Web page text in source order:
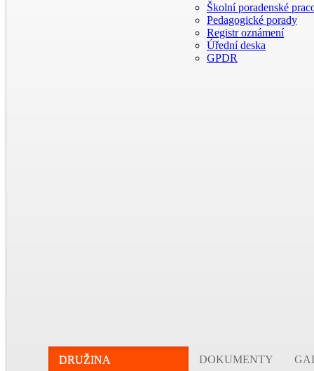
Školní poradenské
Pedagogické porady
Registr oznámení
Úřední deska
GPDR
DRUŽINA
DOKUMENTY